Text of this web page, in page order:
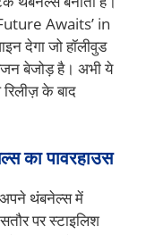
Awaits’ in
देगा जो हॉलीवुड
बेजोड़ है। अभी ये
के बाद
का पावरहाउस
थंबनेल्स में
पर स्टाइलिश